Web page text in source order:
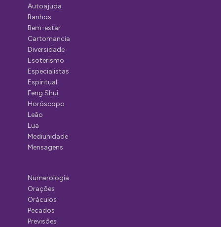
Autoajuda
Banhos
Bem-estar
Cartomancia
Diversidade
Esoterismo
Especialistas
Espiritual
Feng Shui
Horóscopo
Leão
Lua
Mediunidade
Mensagens
Numerologia
Orações
Oráculos
Pecados
Previsões